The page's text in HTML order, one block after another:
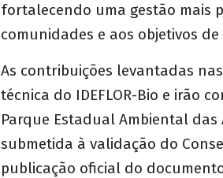
fortalecendo uma gestão mais
comunidades e aos objetivos
As contribuições levantadas
técnica do IDEFLOR-Bio e irão
Parque Estadual Ambiental das
submetida à validação do
publicação oficial do